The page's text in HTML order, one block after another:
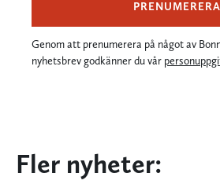
PRENUMERERA
Genom att prenumerera på något av
nyhetsbrev godkänner du vår
Fler nyheter: